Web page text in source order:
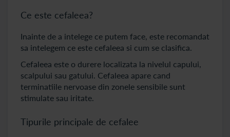
Ce este cefaleea?
Inainte de a intelege ce putem face, este recomandat
sa intelegem ce este cefaleea si cum se clasifica.
Cefaleea este o durere localizata la nivelul capului,
scalpului sau gatului. Cefaleea apare cand
terminatiile nervoase din zonele sensibile sunt
stimulate sau iritate.
Tipurile principale de cefalee